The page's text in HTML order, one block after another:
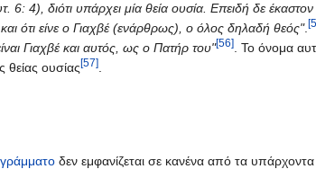
6: 4), διότι υπάρχει μία θεία ουσία. Επειδή δε
ότι είνε ο Γιαχβέ (ενάρθρως), ο όλος δηλαδή θεός".
Γιαχβέ και αυτός, ως ο Πατήρ του"[56]. Το όνομα
θείας ουσίας[57].
δεν εμφανίζεται σε κανένα από τα